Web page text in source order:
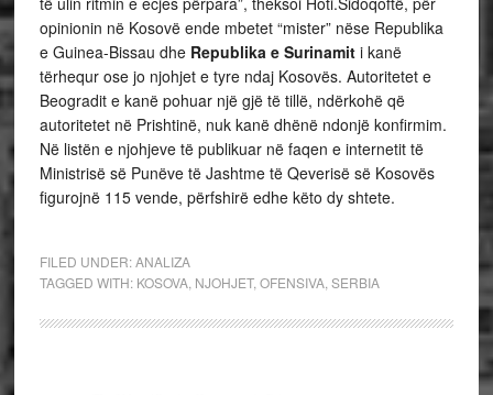
opinionin në Kosovë ende mbetet “mister” nëse Republika
e Guinea-Bissau dhe Republika e Surinamiti kanë
tërhequr ose jo njohjet e tyre ndaj Kosovës. Autoritetet e
Beogradit e kanë pohuar një gjë të tillë, ndërkohë që
autoritetet në Prishtinë, nuk kanë dhënë ndonjë konfirmim.
Në listën e njohjeve të publikuar në faqen e internetit të
Ministrisë së Punëve të Jashtme të Qeverisë së Kosovës
figurojnë 115 vende, përfshirë edhe këto dy shtete.
FILED UNDER:ANALIZA
TAGGED WITH: KOSOVA, NJOHJET, OFENSIVA, SERBIA